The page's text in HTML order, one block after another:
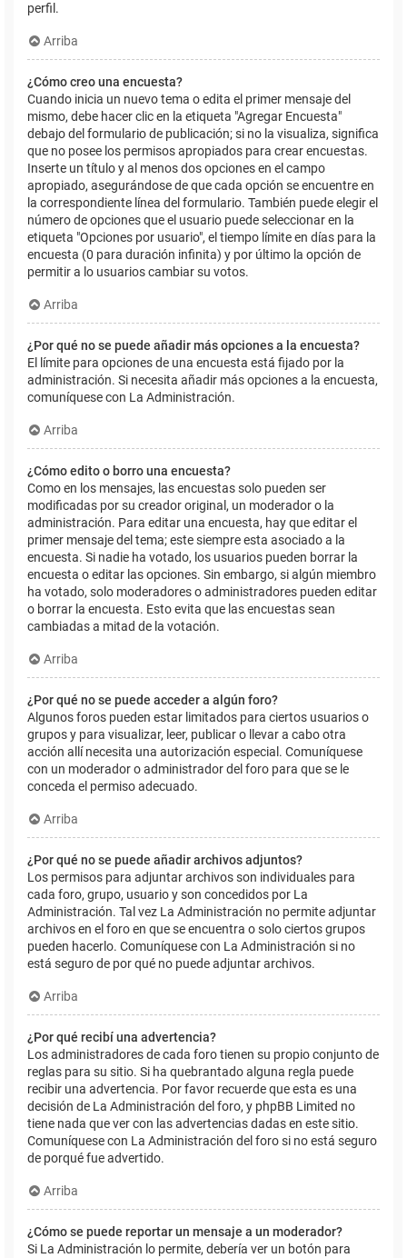
perfil.
Arriba
¿Cómo creo una encuesta?
Cuando inicia un nuevo tema o edita el primer mensaje del
mismo, debe hacer clic en la etiqueta "Agregar Encuesta"
debajo del formulario de publicación; si no la visualiza, significa
que no posee los permisos apropiados para crear encuestas.
Inserte un título y al menos dos opciones en el campo
apropiado, asegurándose de que cada opción se encuentre en
la correspondiente línea del formulario. También puede elegir el
número de opciones que el usuario puede seleccionar en la
etiqueta "Opciones por usuario", el tiempo límite en días para la
encuesta (0 para duración infinita) y por último la opción de
permitir a lo usuarios cambiar su votos.
Arriba
¿Por qué no se puede añadir más opciones a la encuesta?
El límite para opciones de una encuesta está fijado por la
administración. Si necesita añadir más opciones a la encuesta,
comuníquese con La Administración.
Arriba
¿Cómo edito o borro una encuesta?
Como en los mensajes, las encuestas solo pueden ser
modificadas por su creador original, un moderador o la
administración. Para editar una encuesta, hay que editar el
primer mensaje del tema; este siempre esta asociado a la
encuesta. Si nadie ha votado, los usuarios pueden borrar la
encuesta o editar las opciones. Sin embargo, si algún miembro
ha votado, solo moderadores o administradores pueden editar
o borrar la encuesta. Esto evita que las encuestas sean
cambiadas a mitad de la votación.
Arriba
¿Por qué no se puede acceder a algún foro?
Algunos foros pueden estar limitados para ciertos usuarios o
grupos y para visualizar, leer, publicar o llevar a cabo otra
acción allí necesita una autorización especial. Comuníquese
con un moderador o administrador del foro para que se le
conceda el permiso adecuado.
Arriba
¿Por qué no se puede añadir archivos adjuntos?
Los permisos para adjuntar archivos son individuales para
cada foro, grupo, usuario y son concedidos por La
Administración. Tal vez La Administración no permite adjuntar
archivos en el foro en que se encuentra o solo ciertos grupos
pueden hacerlo. Comuníquese con La Administración si no
está seguro de por qué no puede adjuntar archivos.
Arriba
¿Por qué recibí una advertencia?
Los administradores de cada foro tienen su propio conjunto de
reglas para su sitio. Si ha quebrantado alguna regla puede
recibir una advertencia. Por favor recuerde que esta es una
decisión de La Administración del foro, y phpBB Limited no
tiene nada que ver con las advertencias dadas en este sitio.
Comuníquese con La Administración del foro si no está seguro
de porqué fue advertido.
Arriba
¿Cómo se puede reportar un mensaje a un moderador?
Si La Administración lo permite, debería ver un botón para